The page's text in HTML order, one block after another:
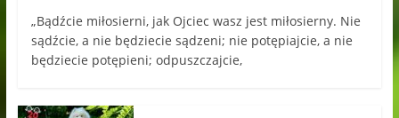
„Bądźcie miłosierni, jak Ojciec wasz jest miłosierny. Nie
sądźcie, a nie będziecie sądzeni; nie potępiajcie, a nie
będziecie potępieni; odpuszczajcie,